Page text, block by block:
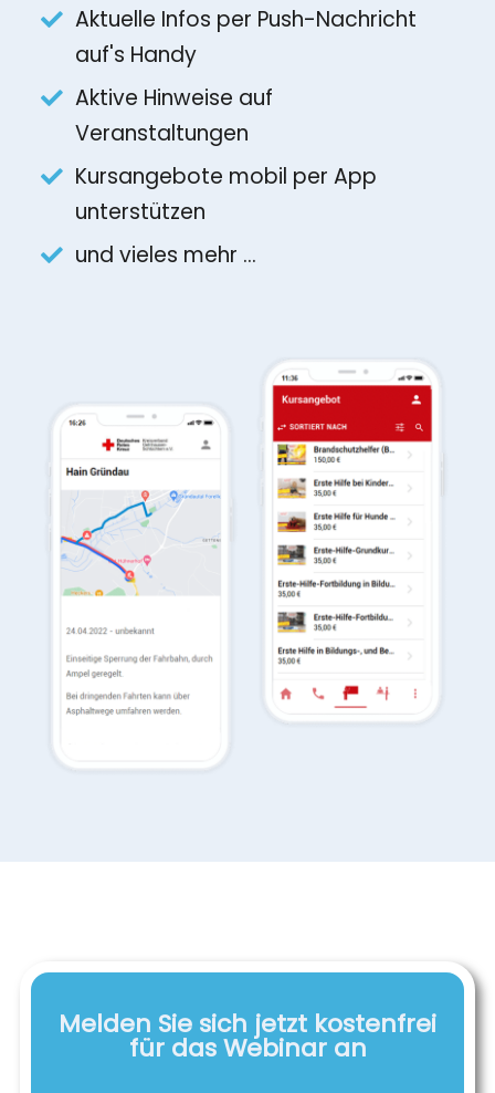
Aktuelle Infos per Push-Nachricht
auf's Handy
Aktive Hinweise auf
Veranstaltungen
Kursangebote mobil per App
unterstützen
und vieles mehr ...
Melden Sie sich jetzt kostenfrei
für das Webinar an